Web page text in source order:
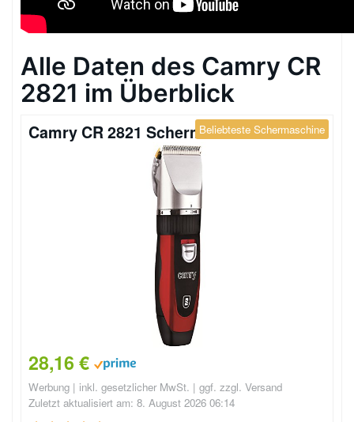
Alle Daten des Camry CR
2821 im Überblick
Beliebteste Schermaschine
Camry CR 2821 Schermaschine
28,16 €
Werbung | inkl. gesetzlicher MwSt. | ggf. zzgl. Versand
Zuletzt aktualisiert am: 8. August 2026 06:14